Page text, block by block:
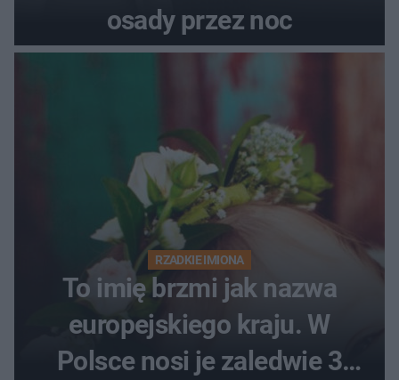
osady przez noc
RZADKIE IMIONA
To imię brzmi jak nazwa
europejskiego kraju. W
Polsce nosi je zaledwie 3